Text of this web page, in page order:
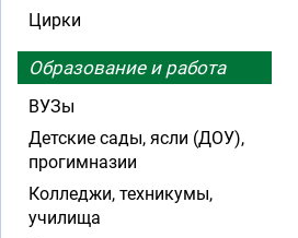
Цирки
Образование и работа
ВУЗы
Детские сады, ясли (ДОУ),
прогимназии
Колледжи, техникумы,
училища